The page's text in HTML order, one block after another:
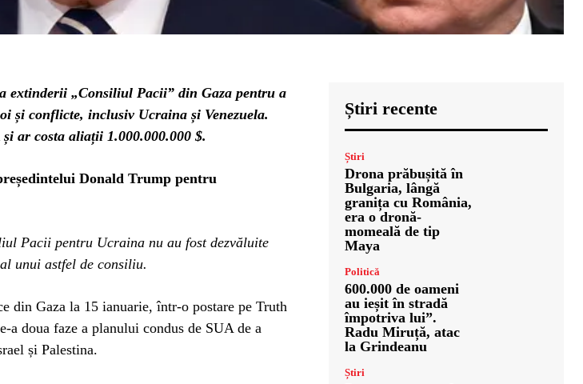
extinderii „Consiliul Pacii” din Gaza pentru a
și conflicte, inclusiv Ucraina și Venezuela.
ar costa aliații 1.000.000.000 $.
Donald Trump pentru
Pacii pentru Ucraina nu au fost dezvăluite
unui astfel de consiliu.
din Gaza la 15 ianuarie, într-o postare pe Truth
a doua faze a planului condus de SUA de a
și Palestina.
Știri recente
Știri
Drona prăbușită în
Bulgaria, lângă
granița cu România,
era o dronă-
momeală de tip
Maya
Politică
600.000 de oameni
au ieșit în stradă
împotriva lui”.
Radu Miruță, atac
la Grindeanu
Știri